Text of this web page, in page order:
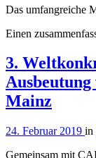
Das umfangreiche
Einen
3.
Mainz
24. Februar 2019 in
Gemeinsam mit